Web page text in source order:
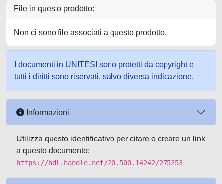
File in questo prodotto:
Non ci sono file associati a questo prodotto.
I documenti in UNITESI sono protetti da copyright e
tutti i diritti sono riservati, salvo diversa indicazione.
Informazioni
Utilizza questo identificativo per citare o creare un link
a questo documento:
https://hdl.handle.net/20.500.14242/275253